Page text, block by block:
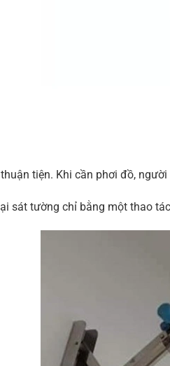
tiện. Khi cần phơi đồ,
sát tường chỉ bằng một thao